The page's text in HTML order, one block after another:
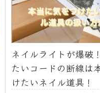
ネイルライトが爆破
たいコードの断線は
けたいネイル道具！